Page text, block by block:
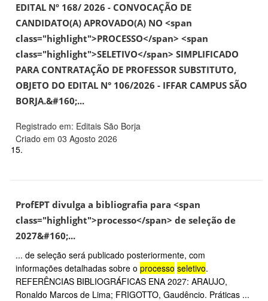
EDITAL Nº 168/ 2026 - CONVOCAÇÃO DE
CANDIDATO(A) APROVADO(A) NO <span
class="highlight">PROCESSO</span> <span
class="highlight">SELETIVO</span> SIMPLIFICADO
PARA CONTRATAÇÃO DE PROFESSOR SUBSTITUTO,
OBJETO DO EDITAL N° 106/2026 - IFFAR CAMPUS SÃO
BORJA.&#160;...
Registrado em: Editais São Borja
Criado em 03 Agosto 2026
15.
ProfEPT divulga a bibliografia para <span
class="highlight">processo</span> de seleção de
2027&#160;...
... de seleção será publicado posteriormente, com
informações detalhadas sobre o processo seletivo.
REFERÊNCIAS BIBLIOGRÁFICAS ENA 2027: ARAUJO,
Ronaldo Marcos de Lima; FRIGOTTO, Gaudêncio. Práticas ...